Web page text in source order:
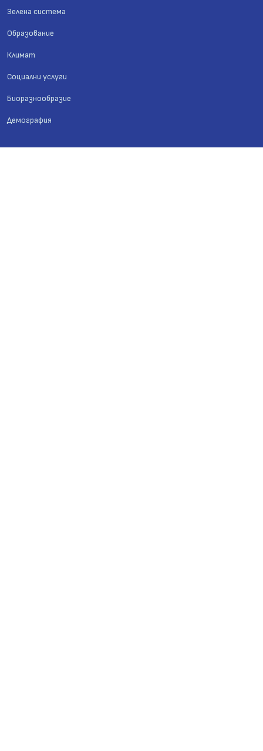
Зелена система
Образование
Климат
Социални услуги
Биоразнообразие
Демография